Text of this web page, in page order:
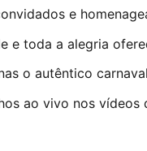
e
e toda a alegria
o autêntico
ao vivo nos